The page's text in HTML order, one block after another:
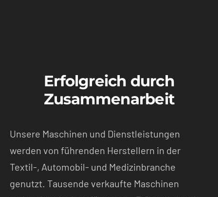
Erfolgreich durch
Zusammenarbeit
Unsere Maschinen und Dienstleistungen
werden von führenden Herstellern in der
Textil-, Automobil- und Medizinbranche
genutzt. Tausende verkaufte Maschinen